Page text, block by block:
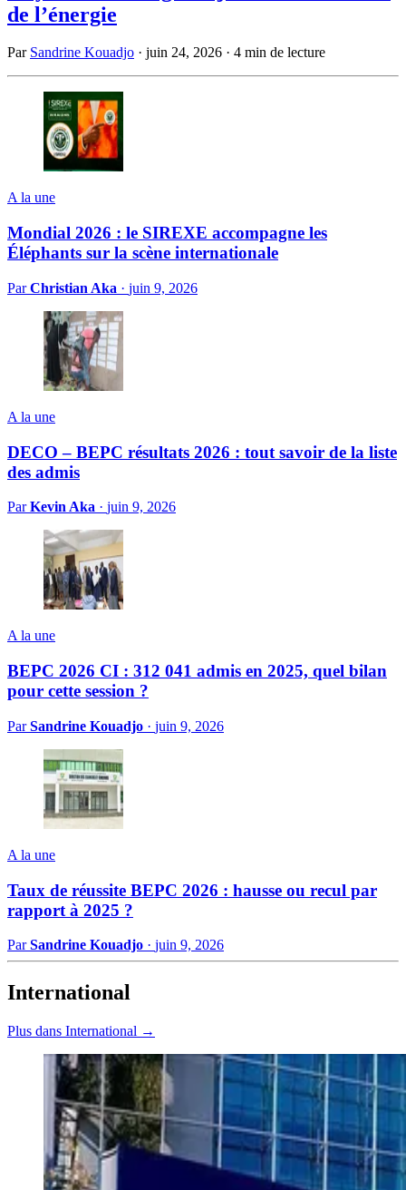
de l’énergie
Par Sandrine Kouadjo · juin 24, 2026 · 4 min de lecture
A la une
Mondial 2026 : le SIREXE accompagne les
Éléphants sur la scène internationale
ParChristian Aka · juin 9, 2026
A la une
DECO – BEPC résultats 2026 : tout savoir de la liste
des admis
ParKevin Aka · juin 9, 2026
A la une
BEPC 2026 CI : 312 041 admis en 2025, quel bilan
pour cette session ?
ParSandrine Kouadjo · juin 9, 2026
A la une
Taux de réussite BEPC 2026 : hausse ou recul par
rapport à 2025 ?
ParSandrine Kouadjo · juin 9, 2026
International
Plus dans International →